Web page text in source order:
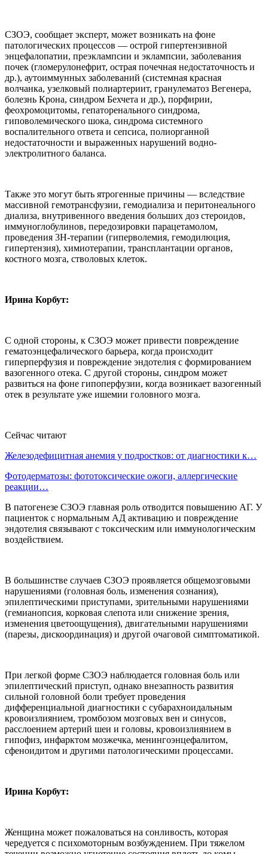
СЗОЭ, сообщает эксперт, может возникать на фоне
патологических процессов — острой гипертензивной
энцефалопатии, преэклампсии и эклампсии, заболевания
почек (гломерулонефрит, острая почечная недостаточность и
др.), аутоиммунных заболеваний (системная красная
волчанка, узелковый полиартериит, гранулематоз Вегенера,
болезнь Крона, синдром Бехчета и др.), порфирии,
феохромоцитомы, гепаторенального синдрома,
гиповолемического шока, синдрома системного
воспалительного ответа и сепсиса, полиорганной
недостаточности и выраженных нарушений водно-
электролитного баланса.
Также это могут быть ятрогенные причины — вследствие
массивной гемотрансфузии, гемодиализа и перитонеального
диализа, внутривенного введения больших доз стероидов,
иммуноглобулинов, передозировки парацетамолом,
проведения 3Н-терапии (гиперволемия, гемодилюция,
гипертензия), химиотерапии, трансплантации органов,
костного мозга, стволовых клеток.
Ирина Корбут:
С одной стороны, к СЗОЭ может привести повреждение
гематоэнцефалического барьера, когда происходит
гиперперфузия и повреждение эндотелия с формированием
вазогенного отека. С другой стороны, синдром может
развиться на фоне гипоперфузии, когда возникает вазогенный
отек в результате уже ишемии головного мозга.
Сейчас читают
Железодефицитная анемия у подростков: от диагностики к…
Фотодерматозы: фототоксические ожоги, аллергические
реакции…
В патогенезе СЗОЭ главная роль отводится повышению АГ. У
пациенток с нормальным АД активацию и повреждение
эндотелия связывают с токсическим или иммунологическим
воздействием.
В большинстве случаев СЗОЭ проявляется общемозговыми
нарушениями (головная боль, изменения сознания),
эпилептическими приступами, зрительными нарушениями
(гемианопсия, корковая слепота или снижение зрения,
изменения цветоощущения), двигательными нарушениями
(парезы, дискоординация) и другой очаговой симптоматикой.
При легкой форме СЗОЭ наблюдается головная боль или
эпилептический приступ, однако внезапность развития
сильной головной боли требует проведения
дифференциальной диагностики с субарахноидальным
кровоизлиянием, тромбозом мозговых вен и синусов,
расслоением артерий шеи и головы, кровоизлиянием в
гипофиз, инфарктом мозжечка, менингоэнцефалитом,
сфеноидитом и другими патологическими процессами.
Ирина Корбут:
Женщина может пожаловаться на сонливость, которая
чередуется с психомоторным возбуждением. При тяжелом